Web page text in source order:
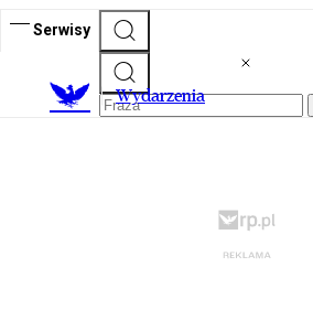
Serwisy
Wydarzenia